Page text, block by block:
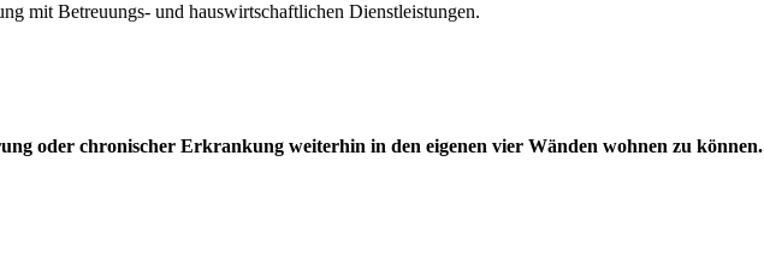
mit Betreuungs- und hauswirtschaftlichen Dienstleistungen.
oder chronischer Erkrankung weiterhin in den eigenen vier Wänden wohnen zu können.